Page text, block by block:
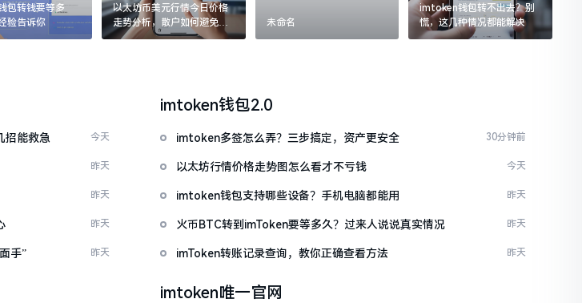
包转钱要等多
验告诉你
以太坊币美元行情今日价格
走势分析，散户如何避免追
涨杀跌被套牢
未命名
imtoken钱包转不出去？别
慌，这几种情况都能解决
招能救急 今天
昨天
昨天
昨天
手” 昨天
imtoken钱包2.0
imtoken多签怎么弄？三步搞定，资产更安全 30分钟前
以太坊行情价格走势图怎么看才不亏钱 今天
imtoken钱包支持哪些设备？手机电脑都能用 昨天
火币BTC转到imToken要等多久？过来人说说真实情况 昨天
imToken转账记录查询，教你正确查看方法 昨天
imtoken唯一官网